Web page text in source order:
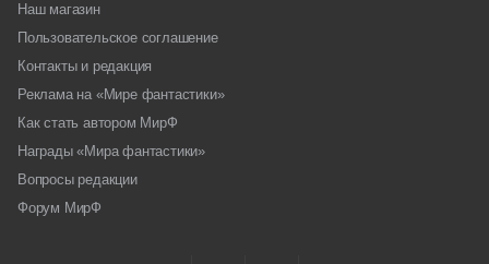
Наш магазин
Пользовательское соглашение
Контакты и редакция
Реклама на «Мире фантастики»
Как стать автором МирФ
Награды «Мира фантастики»
Вопросы редакции
Форум МирФ